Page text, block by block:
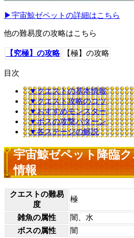
▶宇宙鯨ゼペットの詳細はこちら
他の難易度の攻略はこちら
【究極】の攻略 【極】の攻略
目次
▼クエストの基本情報
▼クエスト攻略のコツ
▼おすすめモンスター
▼ボスの攻撃パターン
▼各ステージの解説
宇宙鯨ゼペット降臨
情報
クエストの難易
度
極
雑魚の属性
闇、水
ボスの属性
闇